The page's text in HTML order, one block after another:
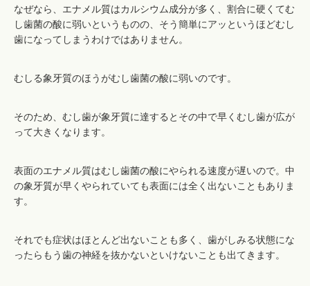
なぜなら、エナメル質はカルシウム成分が多く、割合に硬くてむ
し歯菌の酸に弱いというものの、そう簡単にアッというほどむし
歯になってしまうわけではありません。
むしる象牙質のほうがむし歯菌の酸に弱いのです。
そのため、むし歯が象牙質に達するとその中で早くむし歯が広が
って大きくなります。
表面のエナメル質はむし歯菌の酸にやられる速度が遅いので。中
の象牙質が早くやられていても表面には全く出ないこともありま
す。
それでも症状はほとんど出ないことも多く、歯がしみる状態にな
ったらもう歯の神経を抜かないといけないことも出てきます。